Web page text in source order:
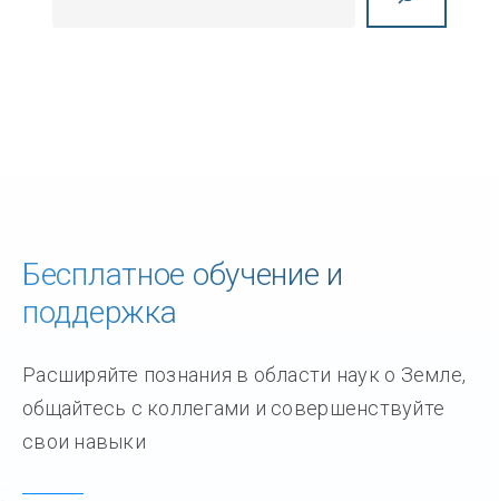
Бесплатное обучение и
поддержка
Расширяйте познания в области наук о Земле,
общайтесь с коллегами и совершенствуйте
свои навыки